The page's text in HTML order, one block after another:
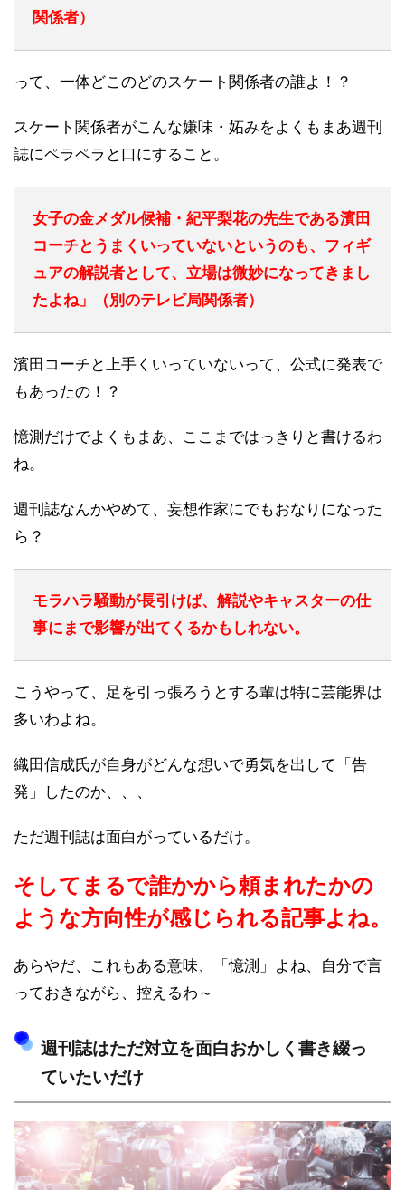
関係者）
って、一体どこのどのスケート関係者の誰よ！？
スケート関係者がこんな嫌味・妬みをよくもまあ週刊
誌にペラペラと口にすること。
女子の金メダル候補・紀平梨花の先生である濱田
コーチとうまくいっていないというのも、フィギ
ュアの解説者として、立場は微妙になってきまし
たよね」（別のテレビ局関係者）
濱田コーチと上手くいっていないって、公式に発表で
もあったの！？
憶測だけでよくもまあ、ここまではっきりと書けるわ
ね。
週刊誌なんかやめて、妄想作家にでもおなりになった
ら？
モラハラ騒動が長引けば、解説やキャスターの仕
事にまで影響が出てくるかもしれない。
こうやって、足を引っ張ろうとする輩は特に芸能界は
多いわよね。
織田信成氏が自身がどんな想いで勇気を出して「告
発」したのか、、、
ただ週刊誌は面白がっているだけ。
そしてまるで誰かから頼まれたかの
ような方向性が感じられる記事よね。
あらやだ、これもある意味、「憶測」よね、自分で言
っておきながら、控えるわ～
週刊誌はただ対立を面白おかしく書き綴っ
ていたいだけ